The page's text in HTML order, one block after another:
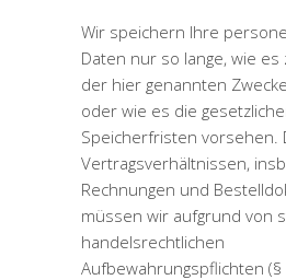
Wir speichern Ihre
Daten nur so lange, wie es
der hier genannten
oder wie es die
Speicherfristen vorsehen.
Vertragsverhältnissen,
Rechnungen und
müssen wir aufgrund von
handelsrechtlichen
Aufbewahrungspflichten (§